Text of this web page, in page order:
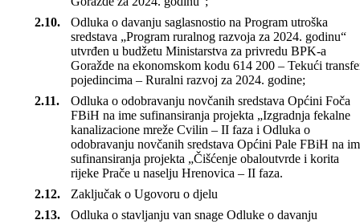
sredstava „Program podrške razvoju neprofitnim
organizacijama – Turizam Bosansko-podrinjskog
Goražde za 2024. godinu“;
Odluka o davanju saglasnostio na Program utroška
sredstava „Program ruralnog razvoja za 2024. godinu“
utvrđen u budžetu Ministarstva za privredu BPK-a
Goražde na ekonomskom kodu 614 200 – Tekući
pojedincima – Ruralni razvoj za 2024. godine;
Odluka o odobravanju novčanih sredstava Općini Foča
FBiH na ime sufinansiranja projekta „Izgradnja fekalne
kanalizacione mreže Cvilin – II faza i Odluka o
odobravanju novčanih sredstava Općini Pale FBiH na
sufinansiranja projekta „Čišćenje obaloutvrde i korita
rijeke Prače u naselju Hrenovica – II faza.